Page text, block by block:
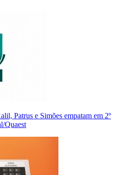
Patrus e Simões empatam em 2º
Quaest